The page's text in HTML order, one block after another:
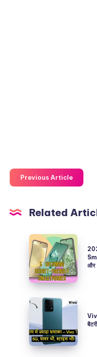
Previous Article
Related
2025
के
5
Upcoming
Friendly
Smartphones
–
जानें
और
Vivo
Lite
5G: